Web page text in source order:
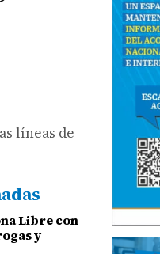
líneas de
Libre con
y